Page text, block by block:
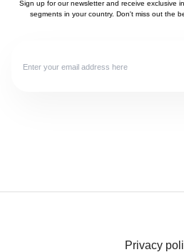
Sign up for our newsletter and receive exclusive
segments in your country. Don't miss out the
Privacy